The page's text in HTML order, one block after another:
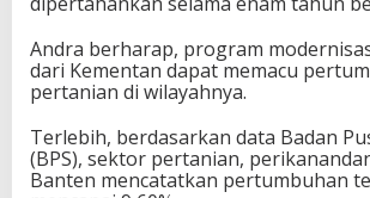
​Andra berharap, program
dari Kementan dapat memacu
pertanian di wilayahnya.
Terlebih, berdasarkan data Badan
(BPS), sektor pertanian,
Banten mencatatkan pertumbuhan